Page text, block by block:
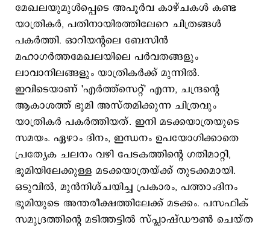
മേഖലയുമുൾപ്പെടെ അപൂർവ കാഴ്ചകൾ കണ്ട
യാത്രികർ, പതിനായിരത്തിലേറെ ചിത്രങ്ങൾ
പകര്‍ത്തി. ഓറിയന്റലെ ബേസിൻ
മഹാഗർത്തമേഖലയിലെ പർവതങ്ങളും
ലാവാനിലങ്ങളും യാത്രികര്‍ക്ക് മുന്നില്‍.
ഇവിടെയാണ് 'എർത്ത്സെറ്റ്' എന്ന, ചന്ദ്രന്റെ
ആകാശത്ത് ഭൂമി അസ്തമിക്കുന്ന ചിത്രവും
യാത്രികര്‍ പകര്‍ത്തിയത്. ഇനി മടക്കയാത്രയുടെ
സമയം. ഏഴാം ദിനം, ഇന്ധനം ഉപയോഗിക്കാതെ
പ്രത്യേക ചലനം വഴി പേടകത്തിന്റെ ഗതിമാറ്റി,
ഭൂമിയിലേക്കുള്ള മടക്കയാത്രയ്ക്ക് തുടക്കമായി.
ഒടുവില്‍, മുന്‍നിശ്ചയിച്ച പ്രകാരം, പത്താംദിനം
ഭൂമിയുടെ അന്തരീക്ഷത്തിലേക്ക് മടക്കം. പസഫിക്
സമുദ്രത്തിന്റെ മടിത്തട്ടില്‍ സ്പ്ലാഷ്ഡൗണ്‍ ചെയ്ത